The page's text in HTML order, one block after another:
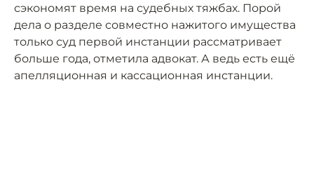
сэкономят время на судебных тяжбах. Порой
дела о разделе совместно нажитого имущества
только суд первой инстанции рассматривает
больше года, отметила адвокат. А ведь есть ещё
апелляционная и кассационная инстанции.